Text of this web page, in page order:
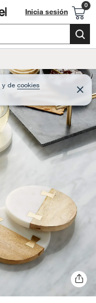
Inicia sesión
y de cookies
C
e
r
a